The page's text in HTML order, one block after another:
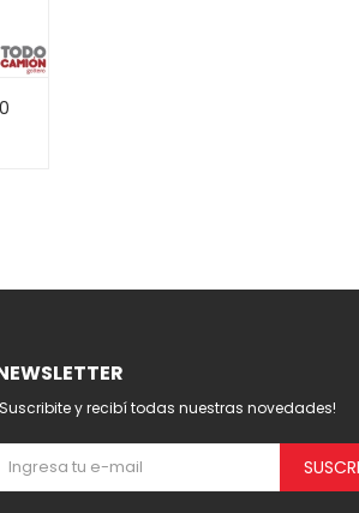
y recibí todas nuestras novedades!